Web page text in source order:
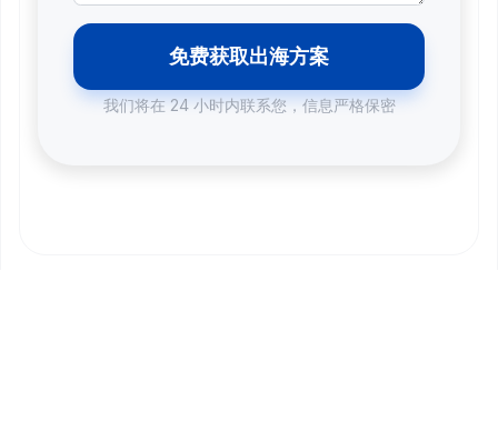
免费获取出海方案
我们将在 24 小时内联系您，信息严格保密